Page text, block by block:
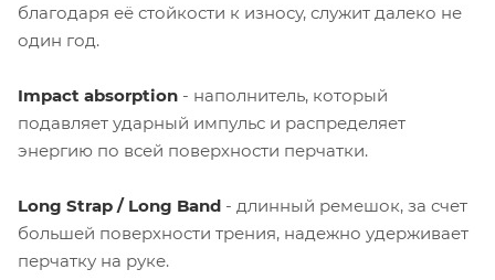
благодаря её стойкости к износу, служит далеко не
один год.
Impact absorption - наполнитель, который
подавляет ударный импульс и распределяет
энергию по всей поверхности перчатки.
Long Strap / Long Band - длинный ремешок, за счет
большей поверхности трения, надежно удерживает
перчатку на руке.